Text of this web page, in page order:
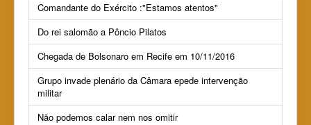
Comandante do Exército :"Estamos atentos"
Do rei salomão a Pôncio Pilatos
Chegada de Bolsonaro em Recife em 10/11/2016
Grupo invade plenário da Câmara epede intervenção
militar
Não podemos calar nem nos omitir